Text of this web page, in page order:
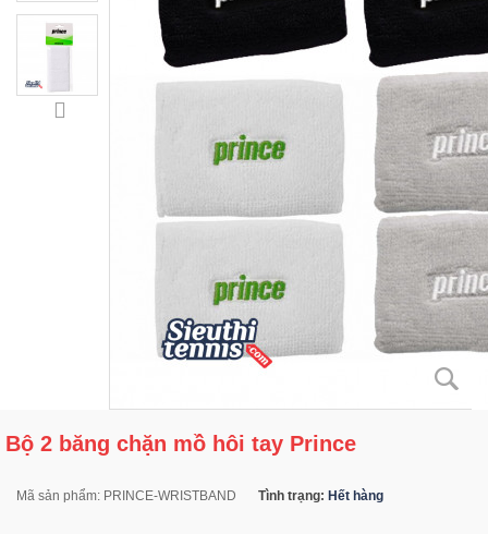
Bộ 2 băng chặn mồ hôi tay Prince
Mã sản phẩm: PRINCE-WRISTBAND Tình trạng: Hết hàng